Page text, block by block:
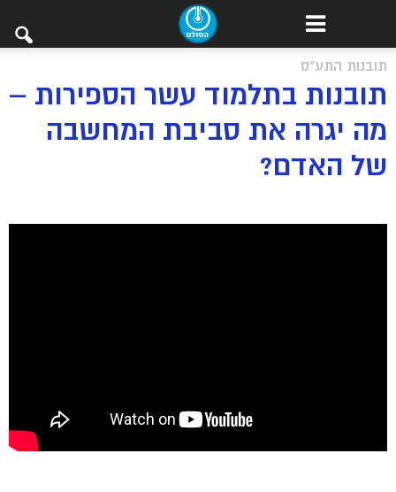
תובנות התע"ס
תובנות בתלמוד עשר הספירות –
מה יגרה את סביבת המחשבה
של האדם?